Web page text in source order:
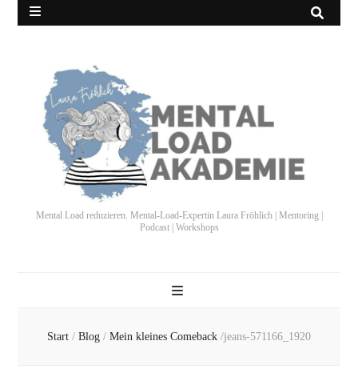
Mental Load reduzieren. Mental-Load-Expertin Laura Fröhlich | Mentoring |
Podcast | Workshops
Start / Blog / Mein kleines Comeback /jeans-571166_1920